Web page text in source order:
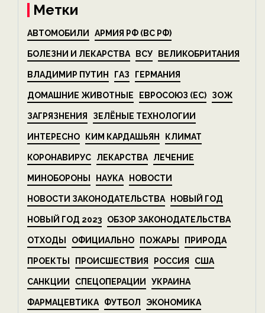
Метки
АВТОМОБИЛИ АРМИЯ РФ (ВС РФ)
БОЛЕЗНИ И ЛЕКАРСТВА ВСУ ВЕЛИКОБРИТАНИЯ
ВЛАДИМИР ПУТИН ГАЗ ГЕРМАНИЯ
ДОМАШНИЕ ЖИВОТНЫЕ ЕВРОСОЮЗ (ЕС) ЗОЖ
ЗАГРЯЗНЕНИЯ ЗЕЛЁНЫЕ ТЕХНОЛОГИИ
ИНТЕРЕСНО КИМ КАРДАШЬЯН КЛИМАТ
КОРОНАВИРУС ЛЕКАРСТВА ЛЕЧЕНИЕ
МИНОБОРОНЫ НАУКА НОВОСТИ
НОВОСТИ ЗАКОНОДАТЕЛЬСТВА НОВЫЙ ГОД
НОВЫЙ ГОД 2023 ОБЗОР ЗАКОНОДАТЕЛЬСТВА
ОТХОДЫ ОФИЦИАЛЬНО ПОЖАРЫ ПРИРОДА
ПРОЕКТЫ ПРОИСШЕСТВИЯ РОССИЯ США
САНКЦИИ СПЕЦОПЕРАЦИИ УКРАИНА
ФАРМАЦЕВТИКА ФУТБОЛ ЭКОНОМИКА